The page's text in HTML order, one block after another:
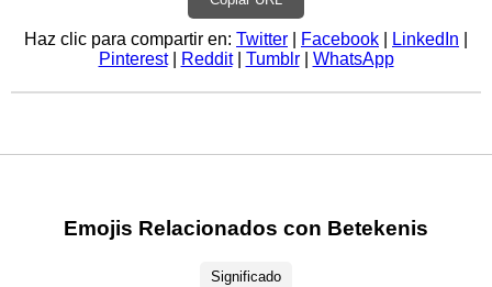
Haz clic para compartir en: Twitter Facebook LinkedIn
Pinterest| Reddit| Tumblr| WhatsApp
Emojis Relacionados con Betekenis
Significado